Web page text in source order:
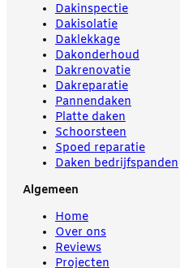
Dakinspectie
Dakisolatie
Daklekkage
Dakonderhoud
Dakrenovatie
Dakreparatie
Pannendaken
Platte daken
Schoorsteen
Spoed reparatie
Daken bedrijfspanden
Algemeen
Home
Over ons
Reviews
Projecten